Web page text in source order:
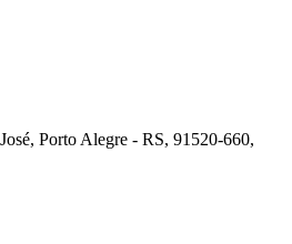
Porto Alegre - RS, 91520-660,